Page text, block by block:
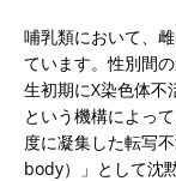
哺乳類において、
ています。性別間
生初期にX染色体
という機構によっ
度に凝集した転写
body）」として沈